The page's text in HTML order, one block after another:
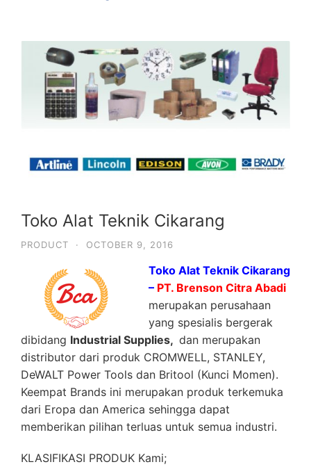
Toko Alat Teknik Cikarang
PRODUCT · OCTOBER 9, 2016
Toko Alat Teknik Cikarang
– PT. Brenson Citra Abadi
merupakan perusahaan
yang spesialis bergerak
dibidang Industrial Supplies, dan merupakan
distributor dari produk CROMWELL, STANLEY,
DeWALT Power Tools dan Britool (Kunci Momen).
Keempat Brands ini merupakan produk terkemuka
dari Eropa dan America sehingga dapat
memberikan pilihan terluas untuk semua industri.
KLASIFIKASI PRODUK Kami;